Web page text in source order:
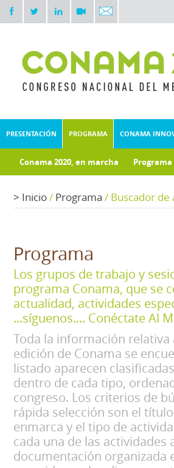
PRESENTACIÓN PROGRAMA CONAMA
Conama 2020, en marcha Programa
> Inicio/ Programa / Buscador de
Programa
Los grupos de trabajo y
programa Conama, que se
actualidad, actividades
...síguenos.... Conéctate Al
Toda la información
edición de Conama se
listado aparecen
dentro de cada tipo,
congreso. Los criterios de
rápida selección son el
enmarca y el tipo de
cada una de las
documentación organizada